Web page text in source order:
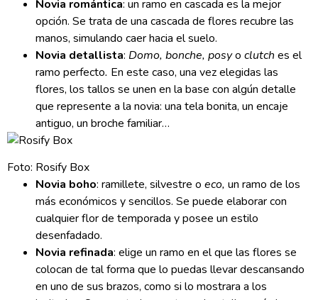
Novia romántica: un ramo en cascada es la mejor
opción. Se trata de una cascada de flores recubre las
manos, simulando caer hacia el suelo.
Novia detallista: Domo, bonche, posyo clutch es el
ramo perfecto. En este caso, una vez elegidas las
flores, los tallos se unen en la base con algún detalle
que represente a la novia: una tela bonita, un encaje
antiguo, un broche familiar…
Foto: Rosify Box
Novia boho: ramillete, silvestre o eco, un ramo de los
más económicos y sencillos. Se puede elaborar con
cualquier flor de temporada y posee un estilo
desenfadado.
Novia refinada: elige un ramo en el que las flores se
colocan de tal forma que lo puedas llevar descansando
en uno de sus brazos, como si lo mostrara a los